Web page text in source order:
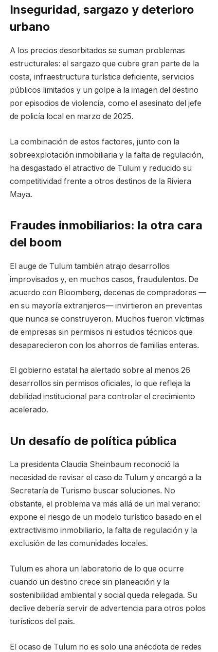
Inseguridad, sargazo y deterioro
urbano
A los precios desorbitados se suman problemas
estructurales: el sargazo que cubre gran parte de la
costa, infraestructura turística deficiente, servicios
públicos limitados y un golpe a la imagen del destino
por episodios de violencia, como el asesinato del jefe
de policía local en marzo de 2025.
La combinación de estos factores, junto con la
sobreexplotación inmobiliaria y la falta de regulación,
ha desgastado el atractivo de Tulum y reducido su
competitividad frente a otros destinos de la Riviera
Maya.
Fraudes inmobiliarios: la otra cara
del boom
El auge de Tulum también atrajo desarrollos
improvisados y, en muchos casos, fraudulentos. De
acuerdo con Bloomberg, decenas de compradores —
en su mayoría extranjeros— invirtieron en preventas
que nunca se construyeron. Muchos fueron víctimas
de empresas sin permisos ni estudios técnicos que
desaparecieron con los ahorros de familias enteras.
El gobierno estatal ha alertado sobre al menos 26
desarrollos sin permisos oficiales, lo que refleja la
debilidad institucional para controlar el crecimiento
acelerado.
Un desafío de política pública
La presidenta Claudia Sheinbaum reconoció la
necesidad de revisar el caso de Tulum y encargó a la
Secretaría de Turismo buscar soluciones. No
obstante, el problema va más allá de un mal verano:
expone el riesgo de un modelo turístico basado en el
extractivismo inmobiliario, la falta de regulación y la
exclusión de las comunidades locales.
Tulum es ahora un laboratorio de lo que ocurre
cuando un destino crece sin planeación y la
sostenibilidad ambiental y social queda relegada. Su
declive debería servir de advertencia para otros polos
turísticos del país.
El ocaso de Tulum no es solo una anécdota de redes